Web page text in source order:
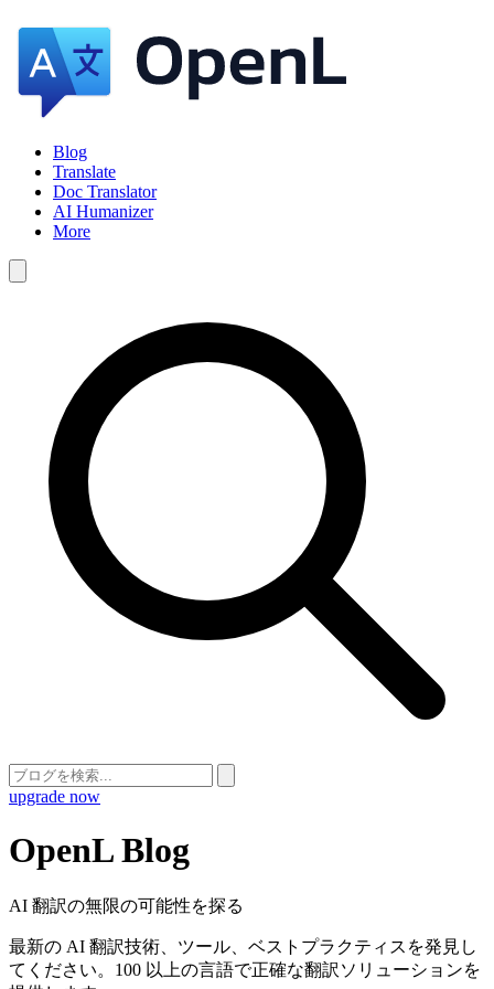
Blog
Translate
Doc Translator
AI Humanizer
More
upgrade now
OpenL Blog
AI 翻訳の無限の可能性を探る
最新の AI 翻訳技術、ツール、ベストプラクティスを発見し
てください。100 以上の言語で正確な翻訳ソリューションを